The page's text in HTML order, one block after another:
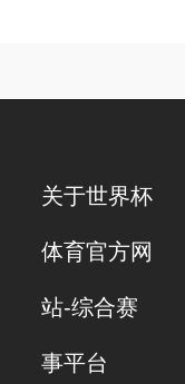
关于世界杯
体育官方网
站-综合赛
事平台